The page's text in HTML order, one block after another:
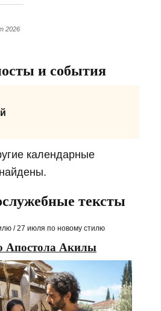
2026
и события
календарные
тексты
/ 27 июля по новому стилю
Апостола Акилы